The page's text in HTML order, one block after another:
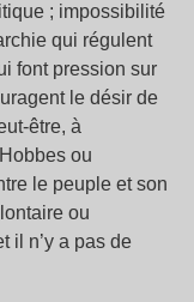
; impossibilité
qui régulent
font pression sur
le désir de
être, à
ou
le peuple et son
ou
il n’y a pas de